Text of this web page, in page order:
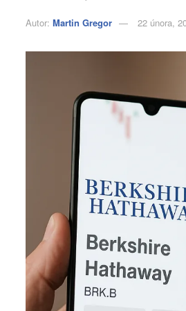
Autor: Martin Gregor 22 února,